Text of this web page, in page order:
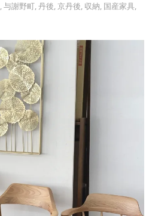
,与謝野町,丹後,京丹後, 収納, 国産家具,